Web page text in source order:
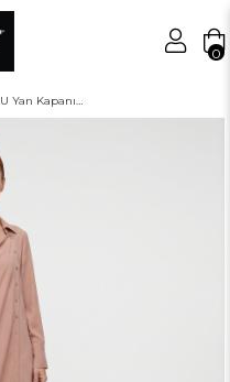
0